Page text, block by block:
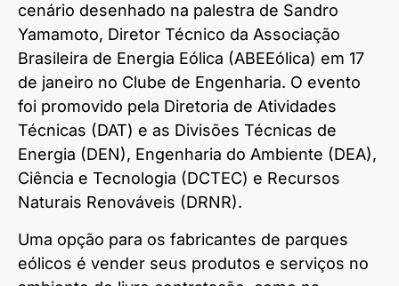
cenário desenhado na palestra de Sandro
Yamamoto, Diretor Técnico da Associação
Brasileira de Energia Eólica (ABEEólica) em 17
de janeiro no Clube de Engenharia. O evento
foi promovido pela Diretoria de Atividades
Técnicas (DAT) e as Divisões Técnicas de
Energia (DEN), Engenharia do Ambiente (DEA),
Ciência e Tecnologia (DCTEC) e Recursos
Naturais Renováveis (DRNR).
Uma opção para os fabricantes de parques
eólicos é vender seus produtos e serviços no